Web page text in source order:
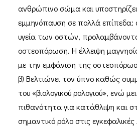
ανθρώπινο σώμα και
εμμηνόπαυση σε πολλά επίπεδα:
υγεία των οστών,
οστεοπόρωση. Η έλλειψη
με την εμφάνιση της
β) Βελτιώνει τον ύπνο καθώς
του «βιολογικού ρολογιού», ενώ
πιθανότητα για κατάθλιψη και
σημαντικό ρόλο στις εγκεφαλικές